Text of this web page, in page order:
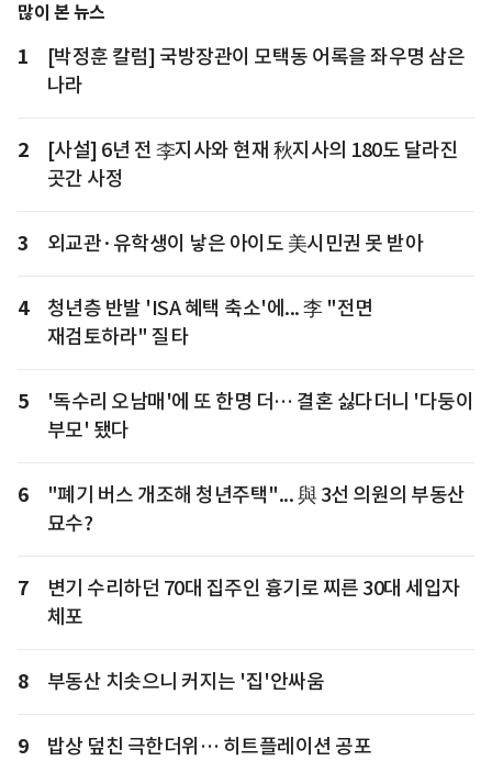
많이 본 뉴스
1
[박정훈 칼럼] 국방장관이 모택동 어록을 좌우명 삼은
나라
2
[사설] 6년 전 李지사와 현재 秋지사의 180도 달라진
곳간 사정
3 외교관·유학생이 낳은 아이도 美시민권 못 받아
4
청년층 반발 'ISA 혜택 축소'에... 李 "전면
재검토하라" 질타
5
'독수리 오남매'에 또 한명 더… 결혼 싫다더니 '다둥이
부모' 됐다
6
"폐기 버스 개조해 청년주택"... 與 3선 의원의 부동산
묘수?
7
변기 수리하던 70대 집주인 흉기로 찌른 30대 세입자
체포
8 부동산 치솟으니 커지는 '집'안싸움
9 밥상 덮친 극한더위… 히트플레이션 공포